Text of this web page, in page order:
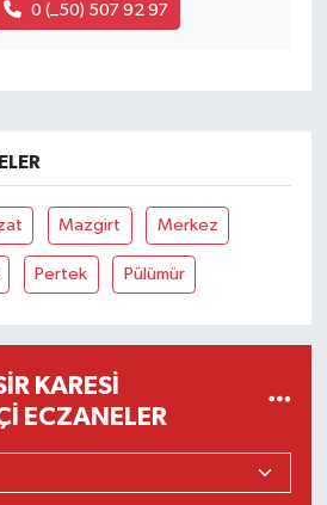
0 (_50) 507 92 97
Mazgirt Merkez
Pertek Pülümür
KARESI
ECZANELER